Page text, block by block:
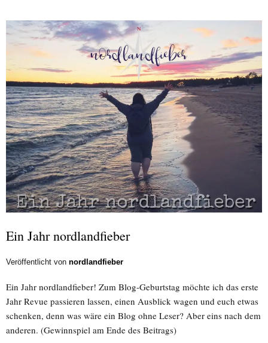
Ein Jahr nordlandfieber
Veröffentlicht von nordlandfieber
Ein Jahr nordlandfieber! Zum Blog-Geburtstag möchte ich das erste
Jahr Revue passieren lassen, einen Ausblick wagen und euch etwas
schenken, denn was wäre ein Blog ohne Leser? Aber eins nach dem
anderen. (Gewinnspiel am Ende des Beitrags)